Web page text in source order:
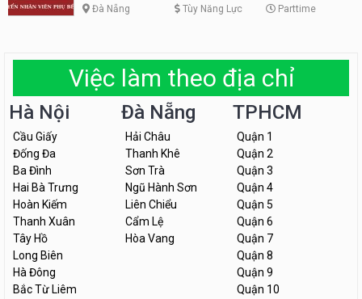
Đà Nẵng Tùy Năng Lực Parttime
Việc làm theo địa chỉ
Hà Nội
Cầu Giấy
Đống Đa
Ba Đình
Hai Bà Trưng
Hoàn Kiếm
Thanh Xuân
Tây Hồ
Long Biên
Hà Đông
Bắc Từ Liêm
Đà Nẵng
Hải Châu
Thanh Khê
Sơn Trà
Ngũ Hành Sơn
Liên Chiểu
Cẩm Lệ
Hòa Vang
TPHCM
Quận 1
Quận 2
Quận 3
Quận 4
Quận 5
Quận 6
Quận 7
Quận 8
Quận 9
Quận 10